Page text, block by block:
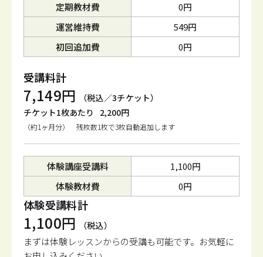
定期教材費
0円
運営維持費
549円
初回追加費
0円
受講料計
7,149円
（税込／3チケット）
チケット1枚あたり
2,200円
（約1ヶ月分） 残枚数1枚で3枚自動追加します
体験講座受講料
1,100円
体験教材費
0円
体験受講料計
1,100円 （税込）
まずは体験レッスンからの受講も可能です。 お気軽に